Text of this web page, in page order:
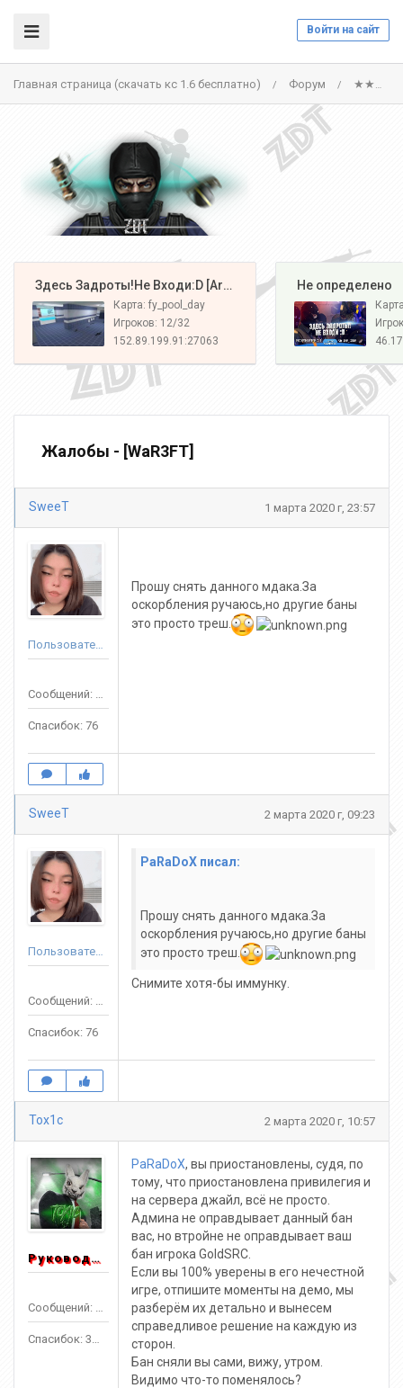
Войти на сайт
Главная страница (скачать кс 1.6 бесплатно) / Форум / ★★★WaR3ES||VIP FREE||★★★ - СЕРВЕР ЗАКРЫТ
️ Здесь Задроты!Не Входи:D [Army#1]
Карта: fy_pool_day
Игроков: 12/32
152.89.199.91:27063
️ Не определено
Жалобы - [WaR3FT]
SweeT 1 марта 2020 г, 23:57
Пользователь
Сообщений: 189
Спасибок: 76
Прошу снять данного мдака.За
оскорбления ручаюсь,но другие баны
это просто треш.
SweeT 2 марта 2020 г, 09:23
Пользователь
Сообщений: 189
Спасибок: 76
PaRaDoX писал:
Прошу снять данного мдака.За
оскорбления ручаюсь,но другие баны
это просто треш.
Снимите хотя-бы иммунку.
Tox1c 2 марта 2020 г, 10:57
Руководитель
Сообщений: 1553
Спасибок: 3303
PaRaDoX, вы приостановлены, судя, по
тому, что приостановлена привилегия и
на сервера джайл, всё не просто.
Админа не оправдывает данный бан
вас, но втройне не оправдывает ваш
бан игрока GoldSRC.
Если вы 100% уверены в его нечестной
игре, отпишите моменты на демо, мы
разберём их детально и вынесем
справедливое решение на каждую из
сторон.
Бан сняли вы сами, вижу, утром.
Видимо что-то поменялось?